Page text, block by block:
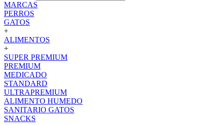
MARCAS
PERROS
GATOS
+
ALIMENTOS
+
SUPER PREMIUM
PREMIUM
MEDICADO
STANDARD
ULTRAPREMIUM
ALIMENTO HUMEDO
SANITARIO GATOS
SNACKS